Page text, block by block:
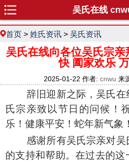
吴氏在线
首页 > 姓氏资讯 > 吴氏资讯
吴氏在线向各位吴氏宗
快 阖家欢乐
2025-01-22 作者: cnwu 来
辞旧迎新之际，吴氏在
氏宗亲致以节日的问候！
乐！健康平安！蛇年新气象！
感谢所有吴氏宗亲对吴
的支持和帮助。在过去的